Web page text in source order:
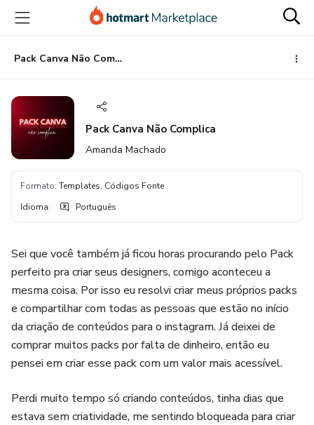
para
conteúdo
principal
para
pagamento
para
rodapé
Pack Canva Não Complica
Pack Canva Não Complica
Amanda Machado
Formato: Templates, Códigos Fonte
Idioma: Português
Sei que você também já ficou horas procurando pelo Pack
perfeito pra criar seus designers, comigo aconteceu a
mesma coisa. Por isso eu resolvi criar meus próprios packs
e compartilhar com todas as pessoas que estão no início
da criação de conteúdos para o instagram. Já deixei de
comprar muitos packs por falta de dinheiro, então eu
pensei em criar esse pack com um valor mais acessível.
Perdi muito tempo só criando conteúdos, tinha dias que
estava sem criatividade, me sentindo bloqueada para criar